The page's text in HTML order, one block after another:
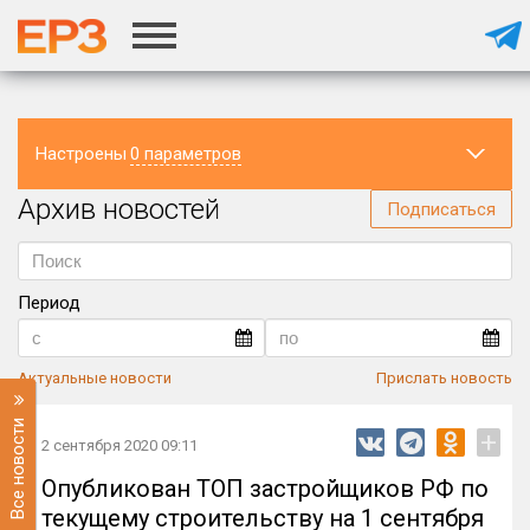
Настроены 0 параметров
Регион
Архив новостей Подписаться
Период
Актуальные новости Прислать новость
Все новости 2 сентября 2020 09:11 +
Опубликован ТОП застройщиков РФ по
текущему строительству на 1 сентября